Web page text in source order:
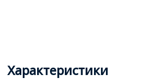
Характеристики